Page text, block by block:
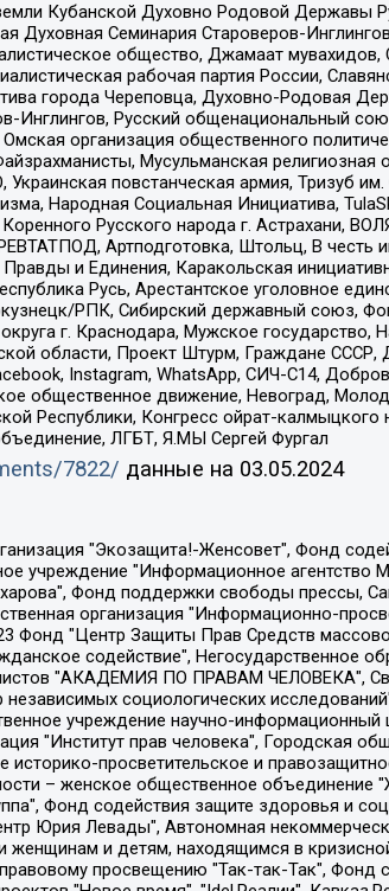
Кубанской Духовно Родовой Державы
Семинария Староверов-
общество, Джамаат
рабочая партия России,
города Череповца, Духовно-Родовая
Инглингов, Русский общенациональный
организация общественного
Мусульманская религиозная
повстанческая армия, Тризуб
Народная Социальная Инициатива,
Русского народа г. Астрахани,
Артподготовка, Штольц, В
и Единения, Каракольская
Русь, Арестантское уголовное
РПК, Сибирский державный союз,
г. Краснодара, Мужское
области, Проект Штурм, Граждане СССР,
Instagram, WhatsApp, СИЧ-С14,
общественное движение, Невоград,
Республики, Конгресс ойрат-
ЛГБТ, Я.МЫ Сергей Фургал
7822/ данные на 03.05.2024
"Радио Свободная Европа/Радио Свобода", Чешское информационное агентство "MEDIUM-ORIENT", Красноярская региональная общественная организация "Мы против СПИДа", Камалягин Денис Николаевич, Маркелов Сергей Евгеньевич, Пономарев Лев Александрович, Савицкая Людмила Алексеевна, Автономная некоммерческая организация "Центр по работе с проблемой насилия "НАСИЛИЮ.НЕТ", Межрегиональный профессиональный союз работников здравоохранения "Альянс врачей", Юридическое лицо, зарегистрированное в Латвийской Республике, SIA "Medusa Project" (регистрационный номер 40103797863, дата регистрации 10.06.2014), Некоммерческая организация "Фонд по борьбе с коррупцией", Автономная некоммерческая организация "Институт права и публичной политики", Баданин Роман Сергеевич, Гликин Максим Александрович, Железнова Мария Михайловна, Лукьянова Юлия Сергеевна, Маетная Елизавета Витальевна, Маняхин Петр Борисович, Чуракова Ольга Владимировна, Ярош Юлия Петровна, Юридическое лицо "The Insider SIA", зарегистрированное в Риге, Латвийская Республика (дата регистрации 26.06.2015), являющееся администратором доменного имени интернет-издания "The Insider SIA", https://theins.ru, Постернак Алексей Евгеньевич, Рубин Михаил Аркадьевич, Анин Роман Александрович, Юридическое лицо Istories fonds, зарегистрированное в Латвийской Республике (регистрационный номер 50008295751, дата регистрации 24.02.2020), Великовский Дмитрий Александрович, Долинина Ирина Николаевна, Мароховская Алеся Алексеевна, Шлейнов Роман Юрьевич, Шмагун Олеся Валентиновна, Общество с ограниченной ответственностью "Альтаир 2021", Общество с ограниченной ответственностью "Вега 2021", Общество с ограниченной ответственностью "Главный редактор 2021", Общество с ограниченной ответственностью "Ромашки монолит", Важенков Артем Валерьевич, Ивановская областная общественная организация "Центр гендерных исследований", Гурман Юрий Альбертович, Медиапроект "ОВД-Инфо", Егоров Владимир Владимирович, Жилинский Владимир Александрович, Общество с ограниченной ответственностью "ЗП", Иванова София Юрьевна, Карезина Инна Павловна, Кильтау Екатерина Викторовна, Петров Алексей Викторович, Пискунов Сергей Евгеньевич, Смирнов Сергей Сергеевич, Тихонов Михаил Сергеевич, Общество с ограниченной ответственностью "ЖУРНАЛИСТ-ИНОСТРАННЫЙ АГЕНТ", Арапова Галина Юрьевна, Вольтская Татьяна Анатольевна, Американская компания "Mason G.E.S. Anonymous Foundation" (США), являющаяся владельцем интернет-издания https://mnews.world/, Компания "Stichting Bellingcat", зарегистрированная в Нидерландах (дата регистрации 11.07.2018), Захаров Андрей Вячеславович, Клепиковская